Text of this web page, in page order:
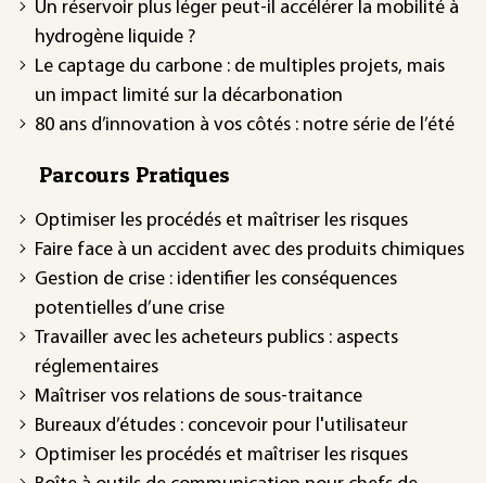
Un réservoir plus léger peut-il accélérer la mobilité à
hydrogène liquide ?
Le captage du carbone : de multiples projets, mais
un impact limité sur la décarbonation
80 ans d’innovation à vos côtés : notre série de l’été
Parcours Pratiques
Optimiser les procédés et maîtriser les risques
Faire face à un accident avec des produits chimiques
Gestion de crise : identifier les conséquences
potentielles d’une crise
Travailler avec les acheteurs publics : aspects
réglementaires
Maîtriser vos relations de sous-traitance
Bureaux d’études : concevoir pour l'utilisateur
Optimiser les procédés et maîtriser les risques